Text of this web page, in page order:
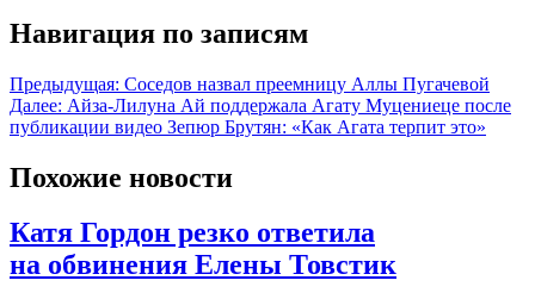
Навигация по записям
Предыдущая: Соседов назвал преемницу Аллы Пугачевой
Далее: Айза-Лилуна Ай поддержала Агату Муцениеце после
публикации видео Зепюр Брутян: «Как Агата терпит это»
Похожие новости
Катя Гордон резко ответила
на обвинения Елены Товстик